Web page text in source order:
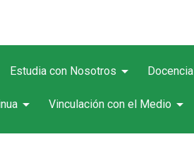
Estudia con Nosotros arrow_drop_down Docencia
arrow_drop_down Vinculación con el Medio arrow_drop_down